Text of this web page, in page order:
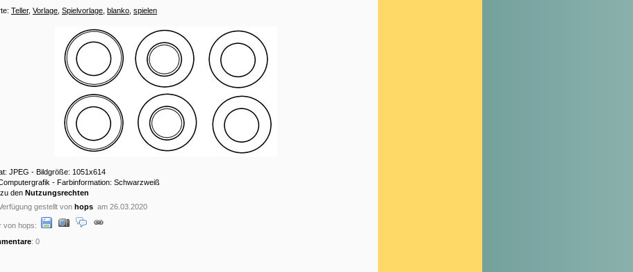
Teller, Vorlage Spielvorlage blanko spielen
JPEG - Bildgröße: 1051x614
- Farbinformation: Schwarzweiß
den Nutzungsrechten
gestellt von hops am 26.03.2020
von hops:
: 0